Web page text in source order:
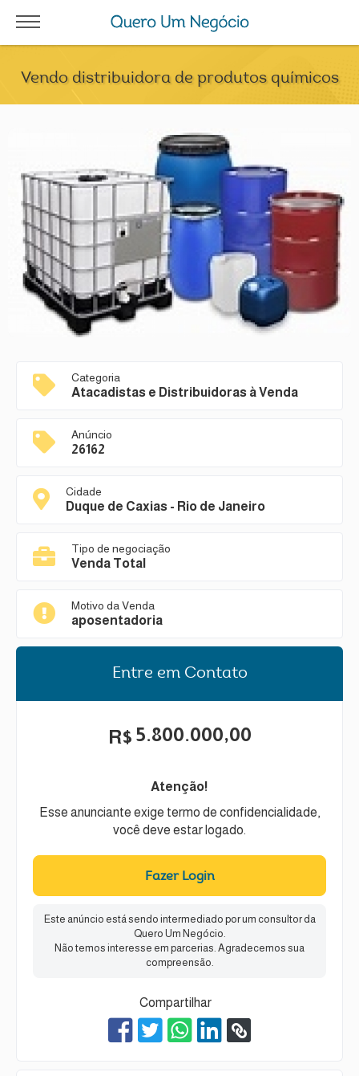
Vendo distribuidora de produtos químicos
Categoria
Atacadistas e Distribuidoras à Venda
Anúncio
26162
Cidade
Duque de Caxias - Rio de Janeiro
Tipo de negociação
Venda Total
Motivo da Venda
aposentadoria
Entre em Contato
R$ 5.800.000,00
Atenção!
Esse anunciante exige termo de confidencialidade,
você deve estar logado.
Fazer Login
Este anúncio está sendo intermediado por um consultor da
Quero Um Negócio.
Não temos interesse em parcerias. Agradecemos sua
compreensão.
Compartilhar